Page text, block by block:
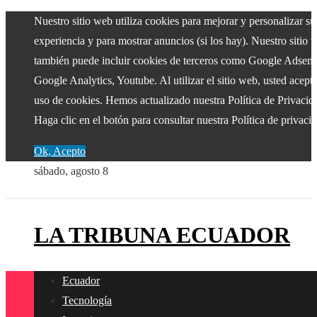
Nuestro sitio web utiliza cookies para mejorar y personalizar su
experiencia y para mostrar anuncios (si los hay). Nuestro sitio
también puede incluir cookies de terceros como Google
Google Analytics, Youtube. Al utilizar el sitio web, usted
uso de cookies. Hemos actualizado nuestra Política de
Haga clic en el botón para consultar nuestra Política de
Ok, Acepto
sábado, agosto 8
LA TRIBUNA ECUADOR
Ecuador
Tecnología